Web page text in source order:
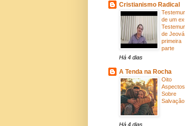
Cristianismo Radical
de um
de
primeira
parte
Há 4 dias
A Tenda na Rocha
Oito
Aspectos
Sobre
Salvação
Há 4 dias